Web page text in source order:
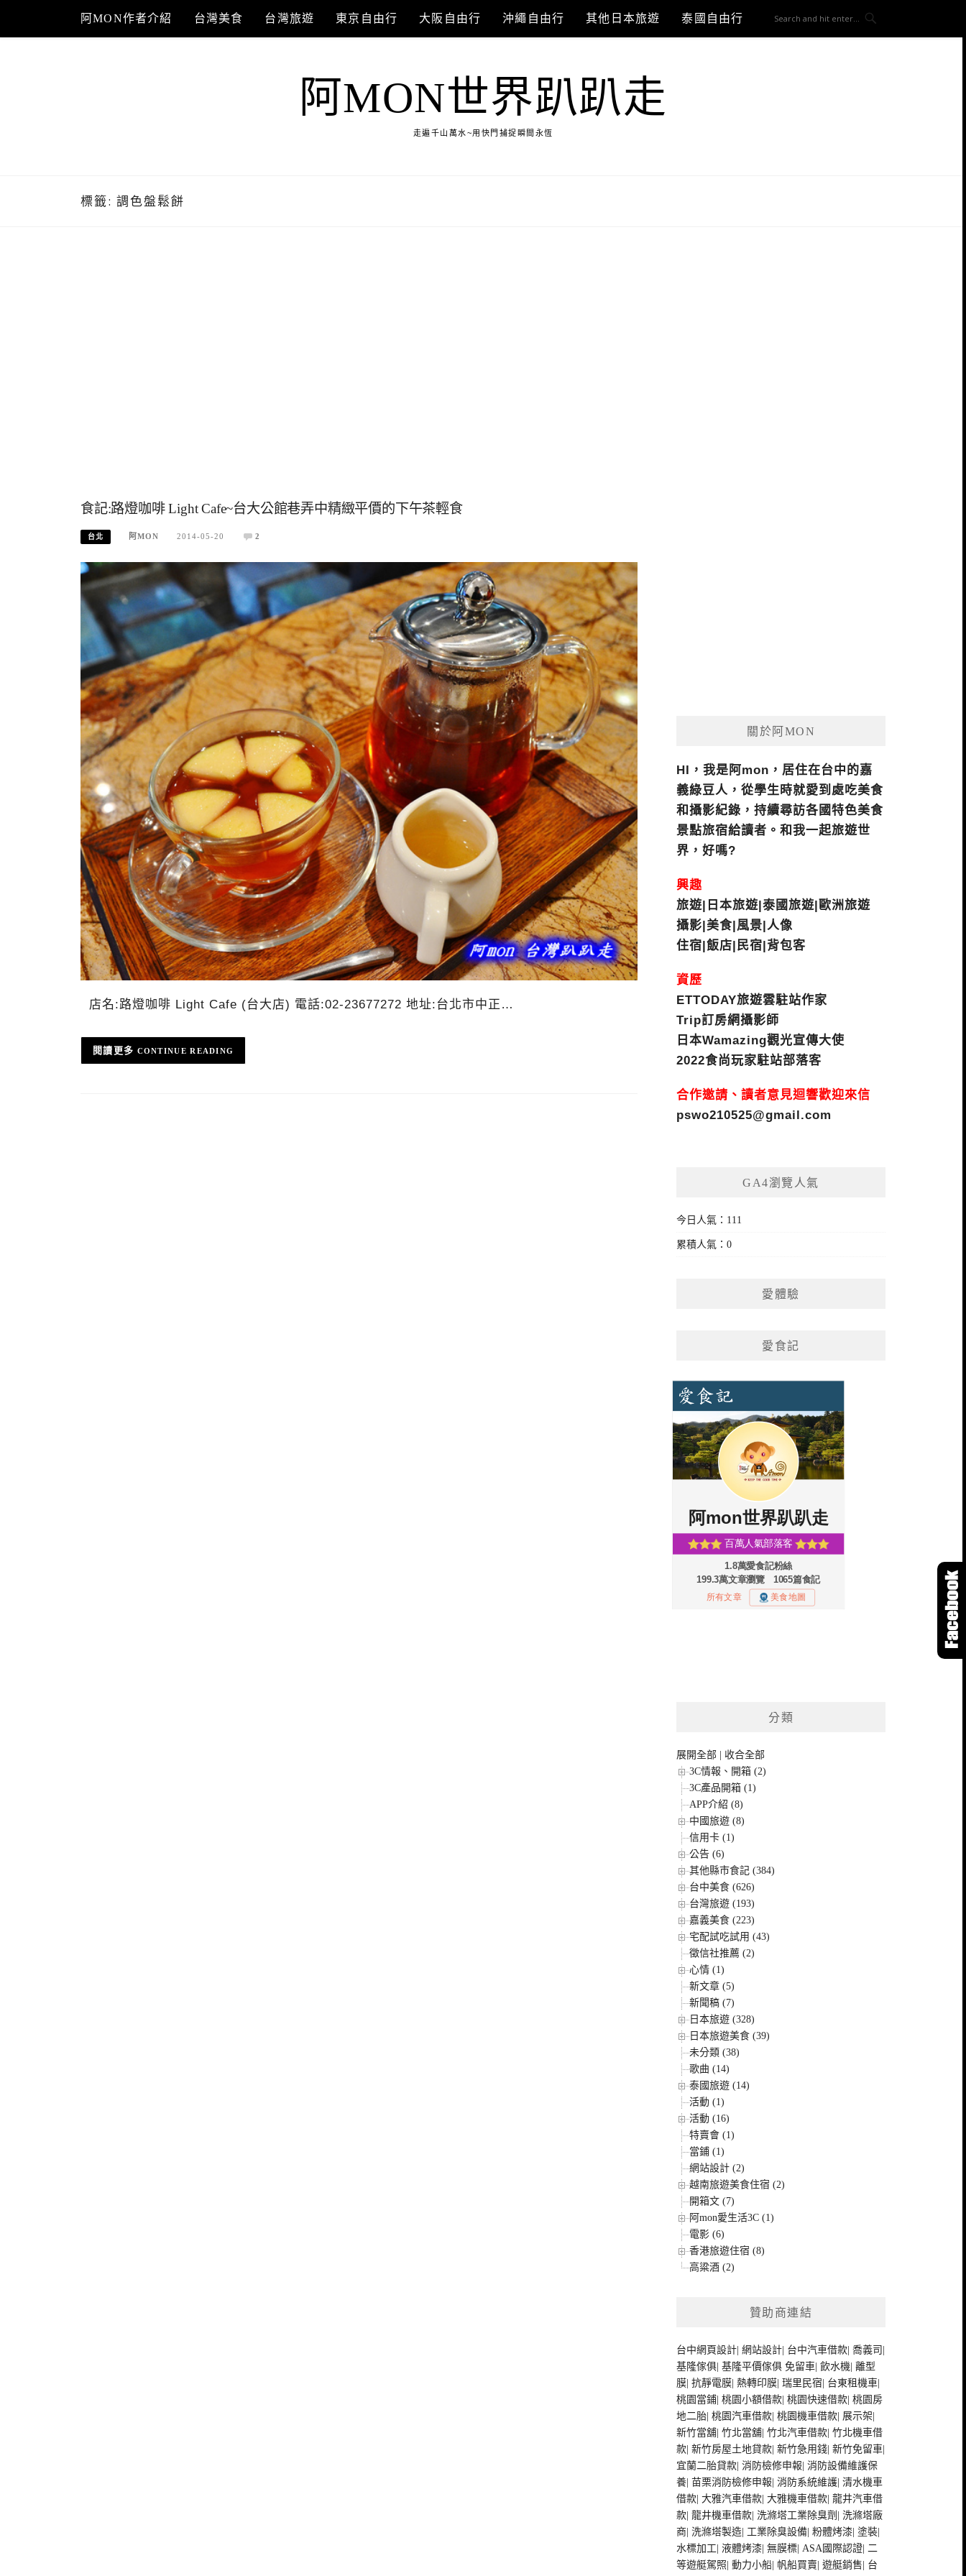
content
阿MON作者介紹 台灣美食 台灣旅遊 東京自由行 大阪自由行 沖繩自由行 其他日本旅遊 泰國自由行
阿MON世界趴趴走
走遍千山萬水~用快門捕捉瞬間永恆
標籤: 調色盤鬆餅
食記:路燈咖啡 Light Cafe~台大公館巷弄中精緻平價的下午茶輕食
台北 阿MON 2014-05-20 2
店名:路燈咖啡 Light Cafe (台大店) 電話:02-23677272 地址:台北市中正…
CONTINUE READING
關於阿MON
HI，我是阿mon，居住在台中的嘉
義綠豆人，從學生時就愛到處吃美食
和攝影紀錄，持續尋訪各國特色美食
景點旅宿給讀者。和我一起旅遊世
界，好嗎?
興趣
旅遊|日本旅遊|泰國旅遊|歐洲旅遊
攝影|美食|風景|人像
住宿|飯店|民宿|背包客
資歷
ETTODAY旅遊雲駐站作家
Trip訂房網攝影師
日本Wamazing觀光宣傳大使
2022食尚玩家駐站部落客
合作邀請、讀者意見迴響歡迎來信
pswo210525@gmail.com
GA4瀏覽人氣
今日人氣：111
累積人氣：0
愛體驗
愛食記
分類
展開全部
收合全部
3C情報、開箱 (2)
3C產品開箱 (1)
APP介紹 (8)
中國旅遊 (8)
信用卡 (1)
公告 (6)
其他縣市食記 (384)
台中美食 (626)
台灣旅遊 (193)
嘉義美食 (223)
宅配試吃試用 (43)
徵信社推薦 (2)
心情 (1)
新文章 (5)
新聞稿 (7)
日本旅遊 (328)
日本旅遊美食 (39)
未分類 (38)
歌曲 (14)
泰國旅遊 (14)
活動 (1)
活動 (16)
特賣會 (1)
當鋪 (1)
網站設計 (2)
越南旅遊美食住宿 (2)
開箱文 (7)
阿mon愛生活3C (1)
電影 (6)
香港旅遊住宿 (8)
高粱酒 (2)
贊助商連結
台中網頁設計 |網站設計 台中汽車借款 |喬義司
基隆傢俱 |基隆平價傢俱 免留車 |飲水機 |離型
膜 |抗靜電膜 |熱轉印膜 |瑞里民宿 台東租機車
桃園當鋪 |桃園小額借款 |桃園快速借款 |桃園房
地二胎 |桃園汽車借款 |桃園機車借款 展示架
新竹當舖 |竹北當舖 |竹北汽車借款 |竹北機車借
款 |新竹房屋土地貸款 |新竹急用錢 |新竹免留車
宜蘭二胎貸款 |消防檢修申報 |消防設備維護保
養 |苗栗消防檢修申報 |消防系統維護 |清水機車
借款 |大雅汽車借款 |大雅機車借款 |龍井汽車借
款 |龍井機車借款 洗滌塔工業除臭劑
洗滌塔廠
商 洗滌塔製造 工業除臭設備 |粉體烤漆 |塗裝
水標加工 |液體烤漆 |無膜標 |ASA國際認證 |二
等遊艇駕照 |動力小船 帆船買賣 |遊艇銷售 台